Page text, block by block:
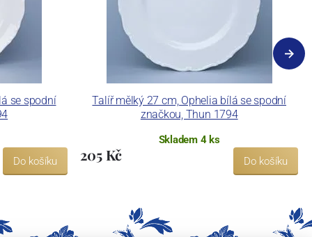
se spodní
Do košíku
Talíř mělký 27 cm, Ophelia bílá se spodní
značkou, Thun 1794
Skladem 4 ks
205 Kč Do košíku